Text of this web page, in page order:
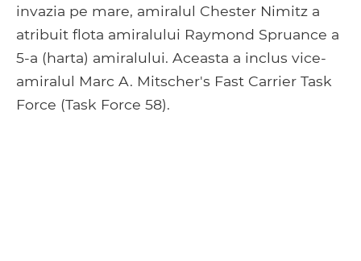
invazia pe mare, amiralul Chester Nimitz a
atribuit flota amiralului Raymond Spruance a
5-a (harta) amiralului. Aceasta a inclus vice-
amiralul Marc A. Mitscher's Fast Carrier Task
Force (Task Force 58).